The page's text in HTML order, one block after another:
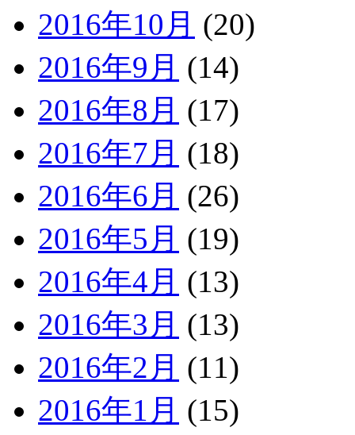
2016年10月 (20)
2016年9月 (14)
2016年8月 (17)
2016年7月 (18)
2016年6月 (26)
2016年5月 (19)
2016年4月 (13)
2016年3月 (13)
2016年2月 (11)
2016年1月 (15)